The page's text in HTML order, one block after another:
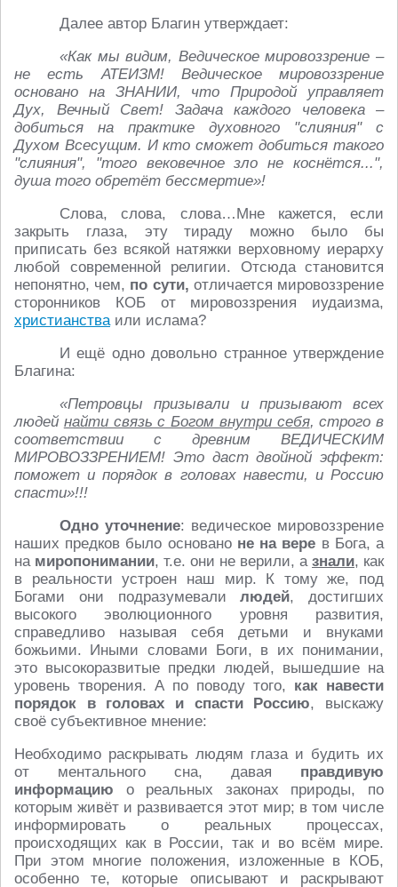
Далее автор Благин утверждает:
«Как мы видим, Ведическое мировоззрение –
не есть АТЕИЗМ! Ведическое мировоззрение
основано на ЗНАНИИ, что Природой управляет
Дух, Вечный Свет! Задача каждого человека –
добиться на практике духовного "слияния" с
Духом Всесущим. И кто сможет добиться такого
"слияния", "того вековечное зло не коснётся...",
душа того обретёт бессмертие»!
Слова, слова, слова…Мне кажется, если
закрыть глаза, эту тираду можно было бы
приписать без всякой натяжки верховному иерарху
любой современной религии. Отсюда становится
непонятно, чем, по сути, отличается мировоззрение
сторонников КОБ от мировоззрения иудаизма,
христианстваили ислама?
И ещё одно довольно странное утверждение
Благина:
«Петровцы призывали и призывают всех
людей найти связь с Богом внутри себя, строго в
соответствии с древним ВЕДИЧЕСКИМ
МИРОВОЗЗРЕНИЕМ! Это даст двойной эффект:
поможет и порядок в головах навести, и Россию
спасти»!!!
Одно уточнение: ведическое мировоззрение
наших предков было основано не на вере в Бога, а
на миропонимании, т.е. они не верили, а знали, как
в реальности устроен наш мир. К тому же, под
Богами они подразумевалилюдей, достигших
высокого эволюционного уровня развития,
справедливо называя себя детьми и внуками
божьими. Иными словами Боги, в их понимании,
это высокоразвитые предки людей, вышедшие на
уровень творения. А по поводу того, как навести
порядок в головах и спасти Россию, выскажу
своё субъективное мнение:
Необходимо раскрывать людям глаза и будить их
от ментального сна, давая правдивую
информацию о реальных законах природы, по
которым живёт и развивается этот мир; в том числе
информировать о реальных процессах,
происходящих как в России, так и во всём мире.
При этом многие положения, изложенные в КОБ,
особенно те, которые описывают и раскрывают